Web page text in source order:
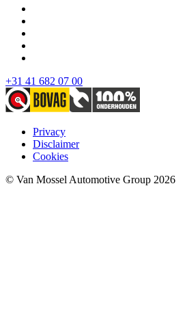
+31 41 682 07 00
Privacy
Disclaimer
Cookies
© Van Mossel Automotive Group 2026